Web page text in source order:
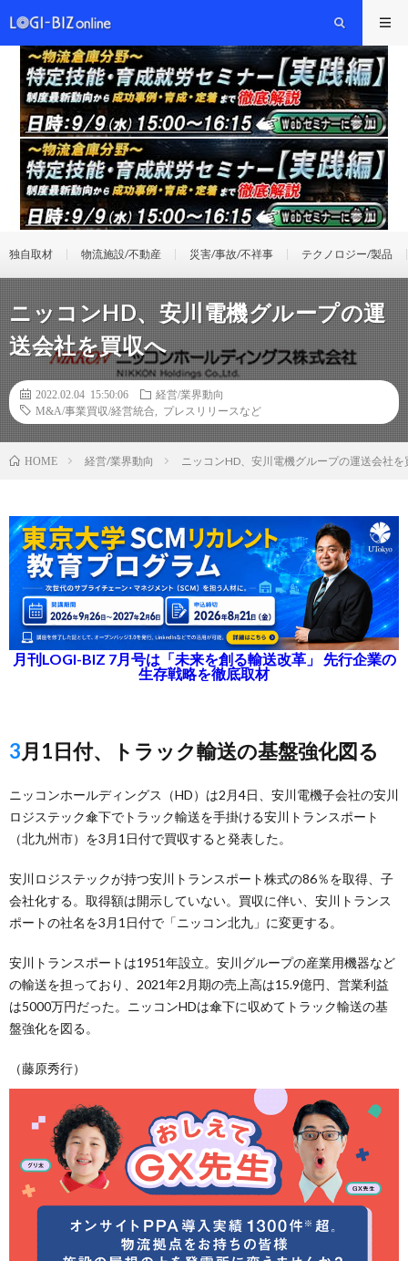
独自取材 物流施設/不動産 災害/事故/不祥事 テクノロジー/製品
ニッコンHD、安川電機グループの運
送会社を買収へ
2022.02.04 15:50:06
経営/業界動向
M&A/事業買収/経営統合
プレスリリースなど
HOME 経営/業界動向 ニッコンHD、安川電機グループの運送会社を
月刊LOGI-BIZ 7月号は「未来を創る輸送改革」 先行企業の
生存戦略を徹底取材
3月1日付、トラック輸送の基盤強化図る
ニッコンホールディングス（HD）は2月4日、安川電機子会社の安川
ロジステック傘下でトラック輸送を手掛ける安川トランスポート
（北九州市）を3月1日付で買収すると発表した。
安川ロジステックが持つ安川トランスポート株式の86％を取得、子
会社化する。取得額は開示していない。買収に伴い、安川トランス
ポートの社名を3月1日付で「ニッコン北九」に変更する。
安川トランスポートは1951年設立。安川グループの産業用機器など
の輸送を担っており、2021年2月期の売上高は15.9億円、営業利益
は5000万円だった。ニッコンHDは傘下に収めてトラック輸送の基
盤強化を図る。
（藤原秀行）